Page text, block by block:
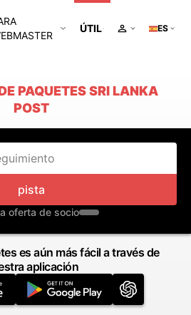
ÚTIL ES
PAQUETES SRI LANKA
POST
pista
oferta de socio
es aún más fácil a través de
aplicación